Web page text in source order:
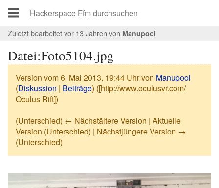
Zuletzt bearbeitet vor 13 Jahren von Manupool
Datei:Foto5104.jpg
Version vom 6. Mai 2013, 19:44 Uhr von Manupool
(Diskussion | Beiträge) ([http://www.oculusvr.com/
Oculus Rift])
(Unterschied) ← Nächstältere Version | Aktuelle
Version (Unterschied) | Nächstjüngere Version →
(Unterschied)